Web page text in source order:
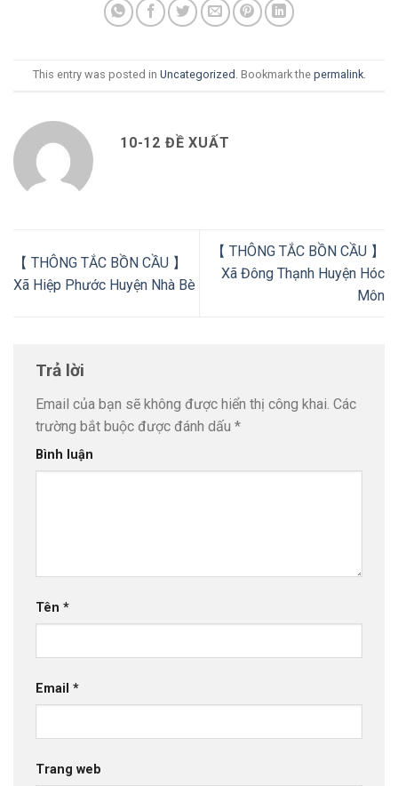
This entry was posted in Uncategorized . Bookmark the permalink.
10-12 ĐỀ XUẤT
【 THÔNG TẮC BỒN CẦU 】
Xã Hiệp Phước Huyện Nhà Bè
【 THÔNG TẮC BỒN CẦU 】
Xã Đông Thạnh Huyện Hóc
Môn
Trả lời
Email của bạn sẽ không được hiển thị công khai. Các
trường bắt buộc được đánh dấu *
Bình luận
Tên *
Email *
Trang web